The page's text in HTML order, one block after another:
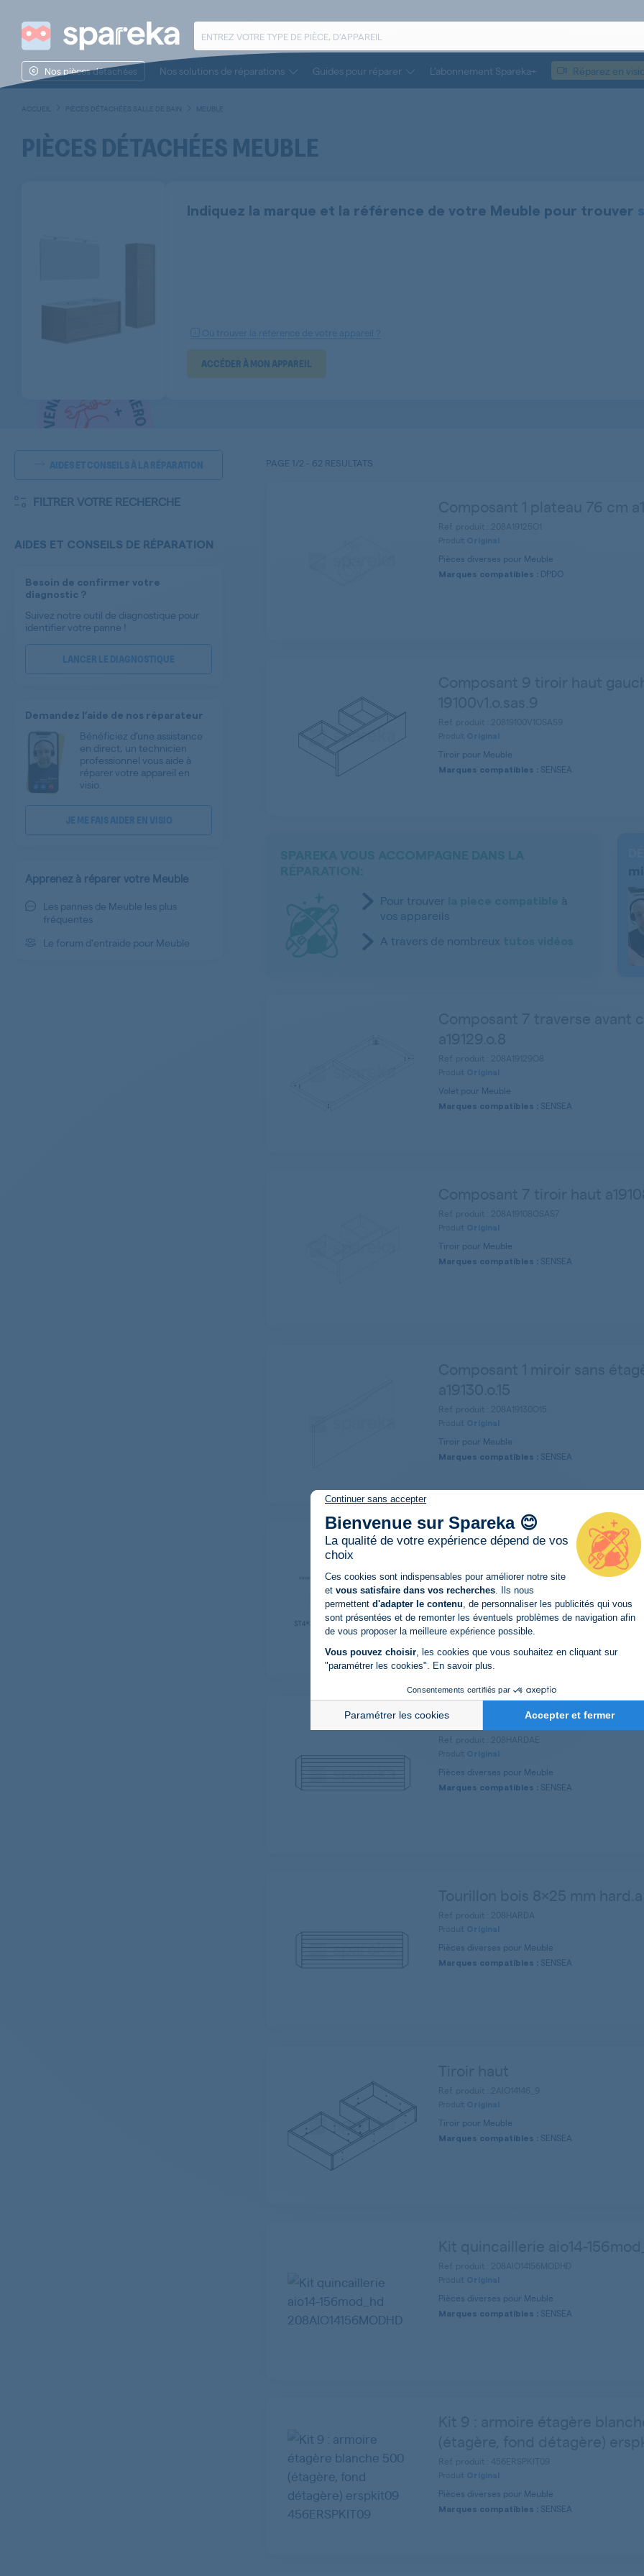
Continuer sans accepter
Bienvenue sur Spareka 😊
La qualité de votre expérience dépend de vos
choix
Plateforme de Gestion du
Ces cookies sont indispensables pour améliorer notre site
et vous satisfaire dans vos recherches. Ils nous
permettent d'adapter le contenu, de personnaliser les publicités qui vous
sont présentées et de remonter les éventuels problèmes de navigation afin
de vous proposer la meilleure expérience possible.
Vous pouvez choisir, les cookies que vous souhaitez en cliquant sur
"paramétrer les cookies". En savoir plus.
Consentements certifiés par
Paramétrer les cookies Accepter et fermer
Axeptio consent
Nos pièces détachées Nos solutions de réparations Guides pour réparer L’abonnement Spareka+ Réparez en
ACCUEIL PIÈCES DÉTACHÉES SALLE DE BAIN MEUBLE
PIÈCES DÉTACHÉESMEUBLE
Indiquez la marque et la référence de votre Meuble pour trouver
Où trouver la référence de votre appareil ?
ACCÉDER À MON APPAREIL
AIDES ET CONSEILS À LA RÉPARATION
FILTRER VOTRE RECHERCHE
AIDES ET CONSEILS DE RÉPARATION
Besoin de confirmer votre
diagnostic ?
Suivez notre outil de diagnostique pour
identifier votre panne !
LANCER LE DIAGNOSTIQUE
Demandez l’aide de nos réparateur
Bénéficiez d’une assistance
en direct, un technicien
professionnel vous aide à
réparer votre appareil en
visio.
JE ME FAIS AIDER EN VISIO
Apprenez à réparer votre Meuble
Les pannes de Meuble les plus
fréquentes
Le forum d'entraide pour Meuble
PAGE 1/2 - 62 RESULTATS
Original
Pièces diverses pour Meuble
Marques compatibles : DPDO
Original
Tiroir pour Meuble
Marques compatibles : SENSEA
Pour trouver
à
vos appareils
A travers de nombreux
Original
Volet pour Meuble
Marques compatibles : SENSEA
Original
Tiroir pour Meuble
Marques compatibles : SENSEA
Original
Tiroir pour Meuble
Marques compatibles : SENSEA
Vis st430mm dc0006
ProduitOriginal
Visserie pour Meuble
Marques compatibles :SENSEA
Tourillon bois 6x20 mm hard.ae
Original
Pièces diverses pour Meuble
Marques compatibles : SENSEA
Original
Pièces diverses pour Meuble
Marques compatibles : SENSEA
Original
Tiroir pour Meuble
Marques compatibles : SENSEA
Original
Pièces diverses pour Meuble
Marques compatibles : SENSEA
Original
Pièces diverses pour Meuble
Marques compatibles : SENSEA